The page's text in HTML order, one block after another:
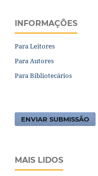
INFORMAÇÕES
Para Leitores
Para Autores
Para Bibliotecários
ENVIAR SUBMISSÃO
MAIS LIDOS